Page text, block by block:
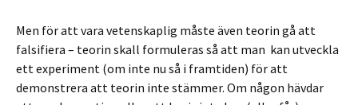
Men för att vara vetenskaplig måste även teorin gå att
falsifiera – teorin skall formuleras så att man kan utveckla
ett experiment (om inte nu så i framtiden) för att
demonstrera att teorin inte stämmer. Om någon hävdar